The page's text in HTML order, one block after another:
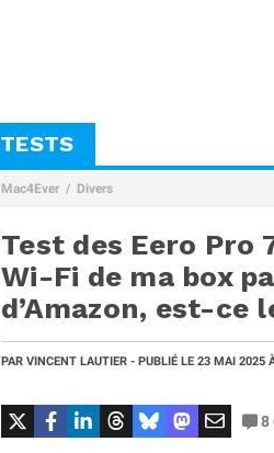
TESTS
Mac4Ever Divers
Test des Eero Pro
Wi-Fi de ma box
d’Amazon, est-ce
PAR VINCENT LAUTIER - PUBLIÉ LE 23 MAI 2025
8